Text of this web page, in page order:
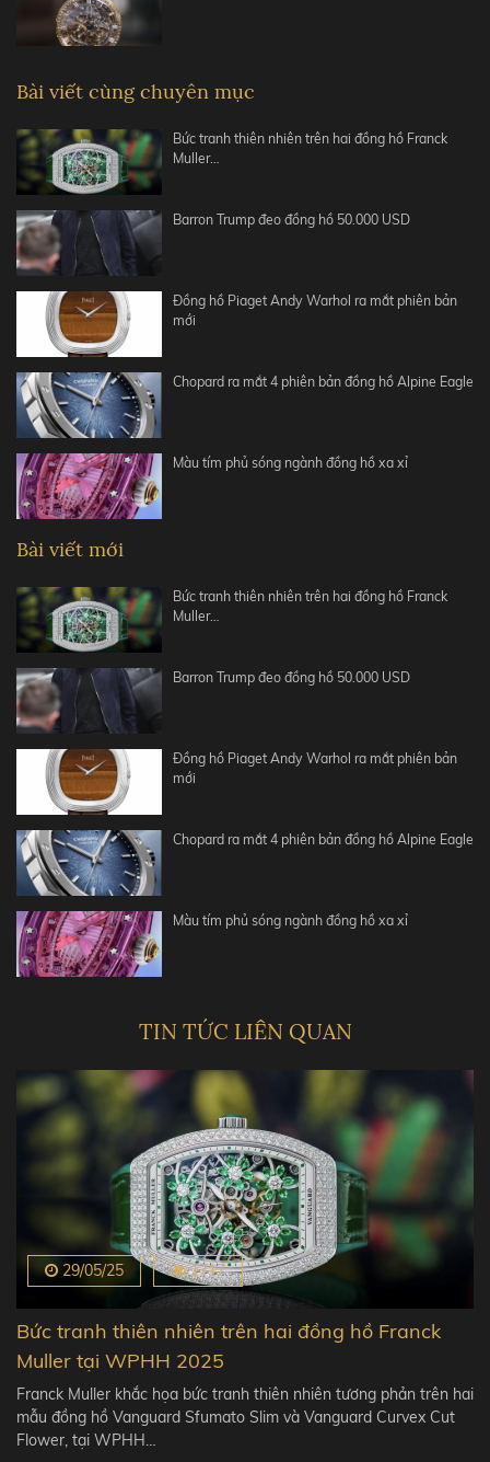
Bài viết cùng chuyên mục
Bức tranh thiên nhiên trên hai đồng hồ Franck
Muller…
Barron Trump đeo đồng hồ 50.000 USD
Đồng hồ Piaget Andy Warhol ra mắt phiên bản
mới
Chopard ra mắt 4 phiên bản đồng hồ Alpine Eagle
Màu tím phủ sóng ngành đồng hồ xa xỉ
Bài viết mới
Bức tranh thiên nhiên trên hai đồng hồ Franck
Muller…
Barron Trump đeo đồng hồ 50.000 USD
Đồng hồ Piaget Andy Warhol ra mắt phiên bản
mới
Chopard ra mắt 4 phiên bản đồng hồ Alpine Eagle
Màu tím phủ sóng ngành đồng hồ xa xỉ
TIN TỨC LIÊN QUAN
29/05/25 1717
Bức tranh thiên nhiên trên hai đồng hồ Franck
Muller tại WPHH 2025
Franck Muller khắc họa bức tranh thiên nhiên tương phản trên hai
mẫu đồng hồ Vanguard Sfumato Slim và Vanguard Curvex Cut
Flower, tại WPHH…